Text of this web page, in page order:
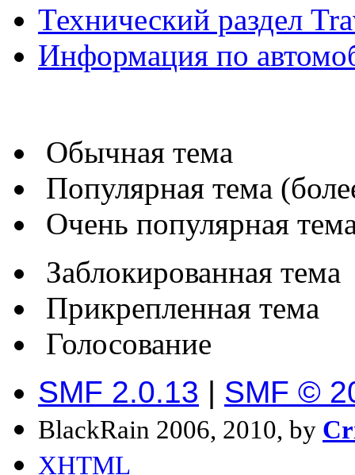
Технический раздел
Информация по
Обычная тема
Популярная тема
Очень популярная
Заблокированная тема
Прикрепленная тема
Голосование
SMF 2.0.13 | SMF ©
BlackRain 2006, 2010, by
XHTML